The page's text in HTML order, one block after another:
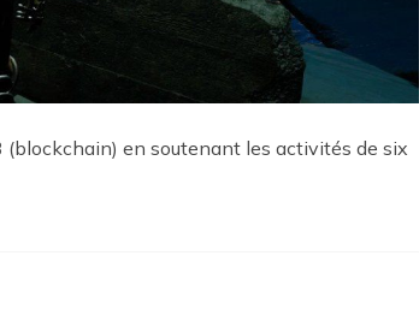
en soutenant les activités de six